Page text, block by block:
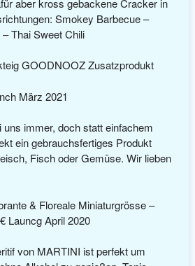
aber kross gebackene Cracker in
Smokey Barbecue –
Thai Sweet Chili
GOODNOOZ Zusatzprodukt
März 2021
immer, doch statt einfachem
ein gebrauchsfertiges Produkt
Fisch oder Gemüse. Wir lieben
& Floreale Miniaturgrösse –
Launcg April 2020
von MARTINI ist perfekt um